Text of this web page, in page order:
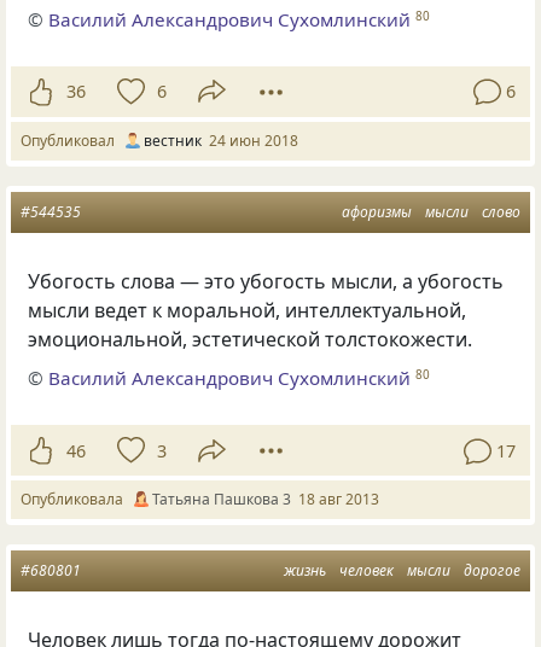
© Василий Александрович Сухомлинский 80
36 6 6
Опубликовал вестник 24 июн 2018
афоризмы мысли слово
#544535
Убогость слова — это убогость мысли, а убогость
мысли ведет к моральной, интеллектуальной,
эмоциональной, эстетической толстокожести.
© Василий Александрович Сухомлинский 80
46 3 17
Опубликовала Татьяна Пашкова 3 18 авг 2013
жизнь человек мысли дорогое
#680801
Человек лишь тогда по-настоящему дорожит